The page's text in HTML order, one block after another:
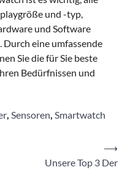
und -typ,
und Software
eine umfassende
Sie die für Sie beste
Bedürfnissen und
, Sensoren, Smartwatch
Unsere Top 3 Der
⟶